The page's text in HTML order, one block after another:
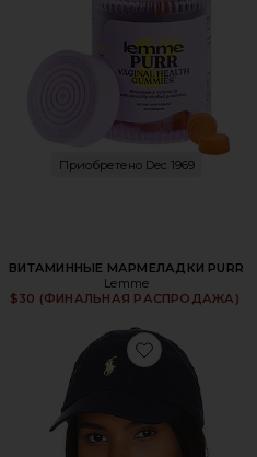
Приобретено Dec 1969
ВИТАМИННЫЕ МАРМЕЛАДКИ PURR
Lemme
$30 (ФИНАЛЬНАЯ РАСПРОДАЖА)
Favorite ШЛЯПА